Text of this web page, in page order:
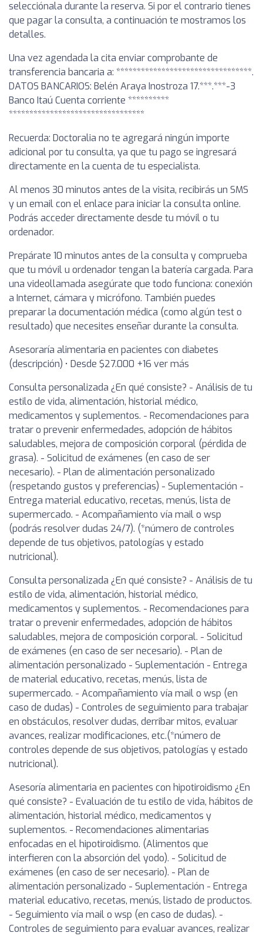
selecciónala durante la reserva. Si por el contrario tienes
que pagar la consulta, a continuación te mostramos los
detalles.
Una vez agendada la cita enviar comprobante de
transferencia bancaria a: *********************************.
DATOS BANCARIOS: Belén Araya Inostroza 17.***.***-3
Banco Itaú Cuenta corriente **********
*********************************
Recuerda: Doctoralia no te agregará ningún importe
adicional por tu consulta, ya que tu pago se ingresará
directamente en la cuenta de tu especialista.
Al menos 30 minutos antes de la visita, recibirás un SMS
y un email con el enlace para iniciar la consulta online.
Podrás acceder directamente desde tu móvil o tu
ordenador.
Prepárate 10 minutos antes de la consulta y comprueba
que tu móvil u ordenador tengan la batería cargada. Para
una videollamada asegúrate que todo funciona: conexión
a Internet, cámara y micrófono. También puedes
preparar la documentación médica (como algún test o
resultado) que necesites enseñar durante la consulta.
Asesoraría alimentaria en pacientes con diabetes
(descripción) • Desde $27.000 +16 ver más
Consulta personalizada ¿En qué consiste? - Análisis de tu
estilo de vida, alimentación, historial médico,
medicamentos y suplementos. - Recomendaciones para
tratar o prevenir enfermedades, adopción de hábitos
saludables, mejora de composición corporal (pérdida de
grasa). - Solicitud de exámenes (en caso de ser
necesario). - Plan de alimentación personalizado
(respetando gustos y preferencias) - Suplementación -
Entrega material educativo, recetas, menús, lista de
supermercado. - Acompañamiento vía mail o wsp
(podrás resolver dudas 24/7). (*número de controles
depende de tus objetivos, patologías y estado
nutricional).
Consulta personalizada ¿En qué consiste? - Análisis de tu
estilo de vida, alimentación, historial médico,
medicamentos y suplementos. - Recomendaciones para
tratar o prevenir enfermedades, adopción de hábitos
saludables, mejora de composición corporal. - Solicitud
de exámenes (en caso de ser necesario). - Plan de
alimentación personalizado - Suplementación - Entrega
de material educativo, recetas, menús, lista de
supermercado. - Acompañamiento vía mail o wsp (en
caso de dudas) - Controles de seguimiento para trabajar
en obstáculos, resolver dudas, derribar mitos, evaluar
avances, realizar modificaciones, etc.(*número de
controles depende de sus objetivos, patologías y estado
nutricional).
Asesoría alimentaria en pacientes con hipotiroidismo ¿En
qué consiste? - Evaluación de tu estilo de vida, hábitos de
alimentación, historial médico, medicamentos y
suplementos. - Recomendaciones alimentarias
enfocadas en el hipotiroidismo. (Alimentos que
interfieren con la absorción del yodo). - Solicitud de
exámenes (en caso de ser necesario). - Plan de
alimentación personalizado - Suplementación - Entrega
material educativo, recetas, menús, listado de productos.
- Seguimiento vía mail o wsp (en caso de dudas). -
Controles de seguimiento para evaluar avances, realizar